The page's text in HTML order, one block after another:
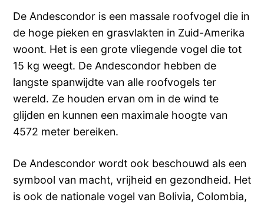
De Andescondor is een massale roofvogel die in
de hoge pieken en grasvlakten in Zuid-Amerika
woont. Het is een grote vliegende vogel die tot
15 kg weegt. De Andescondor hebben de
langste spanwijdte van alle roofvogels ter
wereld. Ze houden ervan om in de wind te
glijden en kunnen een maximale hoogte van
4572 meter bereiken.
De Andescondor wordt ook beschouwd als een
symbool van macht, vrijheid en gezondheid. Het
is ook de nationale vogel van Bolivia, Colombia,